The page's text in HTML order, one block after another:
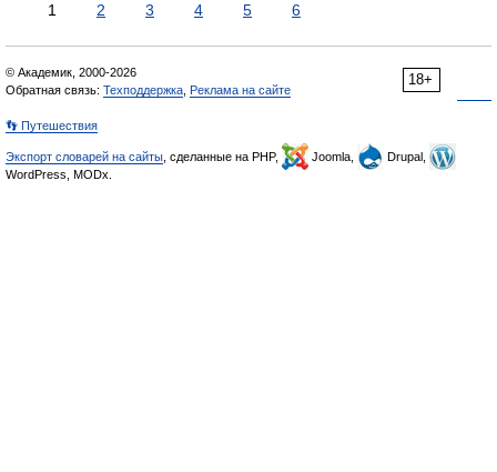
1 2 3 4 5 6
18+
© Академик, 2000-2026
Обратная связь: Техподдержка Реклама на сайте
👣 Путешествия
Экспорт словарей на сайты , сделанные на PHP, Joomla,
Drupal,
WordPress, MODx.